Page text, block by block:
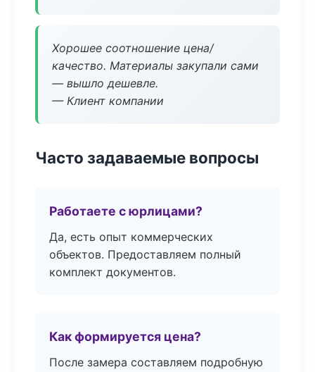
Хорошее соотношение цена/
качество. Материалы закупали сами
— вышло дешевле.
— Клиент компании
Часто задаваемые вопросы
Работаете с юрлицами?
Да, есть опыт коммерческих
объектов. Предоставляем полный
комплект документов.
Как формируется цена?
После замера составляем подробную